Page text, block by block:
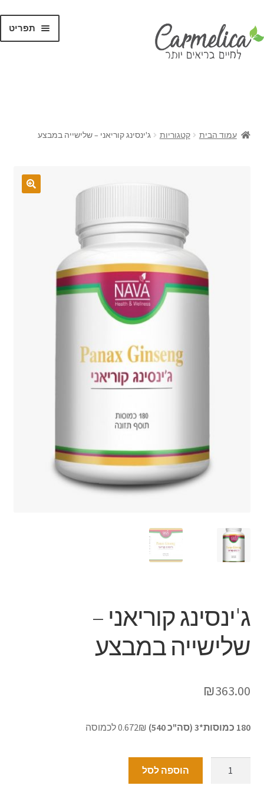
תפריט
עמוד הבית קטגוריות ג'ינסינג קוריאני – שלישייה במבצע
ג'ינסינג קוריאני –
שלישייה במבצע
₪363.00
180 כמוסות*3 (סה"כ 540)
הוספה לסל